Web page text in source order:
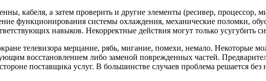
кабеля, а затем проверить и другие элементы (ресивер,
функционирования системы охлаждения, механические поломки,
навыков. Некорректные действия могут только усугубить
телевизора мерцание, рябь, мигание, помехи, немало. Некоторые
восстановлением либо заменой поврежденных частей.
поставщика услуг. В большинстве случаев проблема решается